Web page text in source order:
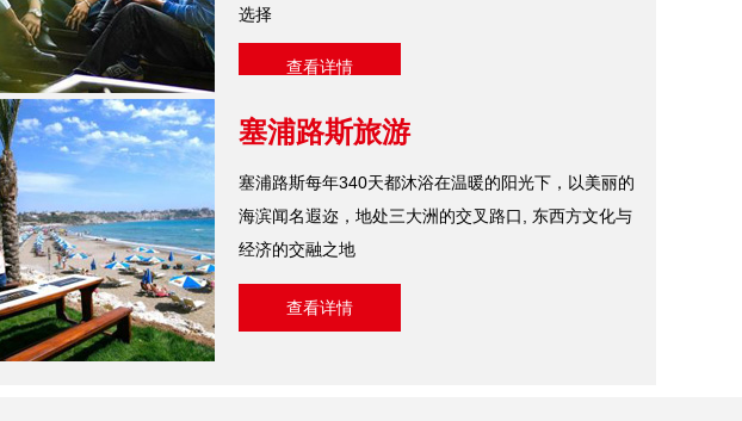
选择
查看详情
塞浦路斯旅游
塞浦路斯每年340天都沐浴在温暖的阳光下，以美丽的
海滨闻名遐迩，地处三大洲的交叉路口, 东西方文化与
经济的交融之地
查看详情